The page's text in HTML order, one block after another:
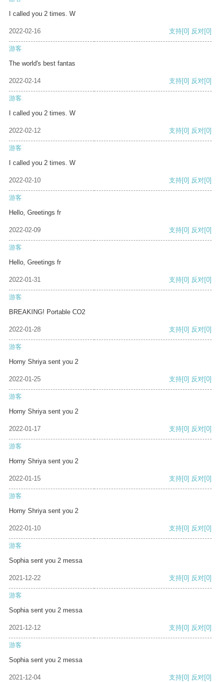
I called you 2 times. W
2022-02-16 支持[0] 反对[0]
游客
The world's best fantas
2022-02-14 支持[0] 反对[0]
游客
I called you 2 times. W
2022-02-12 支持[0] 反对[0]
游客
I called you 2 times. W
2022-02-10 支持[0] 反对[0]
游客
Hello, Greetings fr
2022-02-09 支持[0] 反对[0]
游客
Hello, Greetings fr
2022-01-31 支持[0] 反对[0]
游客
BREAKING! Portable CO2
2022-01-28 支持[0] 反对[0]
游客
Horny Shriya sent you 2
2022-01-25 支持[0] 反对[0]
游客
Horny Shriya sent you 2
2022-01-17 支持[0] 反对[0]
游客
Horny Shriya sent you 2
2022-01-15 支持[0] 反对[0]
游客
Horny Shriya sent you 2
2022-01-10 支持[0] 反对[0]
游客
Sophia sent you 2 messa
2021-12-22 支持[0] 反对[0]
游客
Sophia sent you 2 messa
2021-12-12 支持[0] 反对[0]
游客
Sophia sent you 2 messa
2021-12-04 支持[0] 反对[0]